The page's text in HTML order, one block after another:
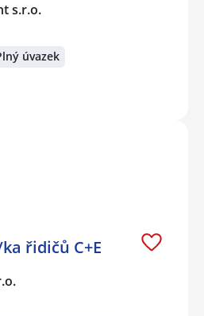
s.r.o.
úvazek
řidičů C+E